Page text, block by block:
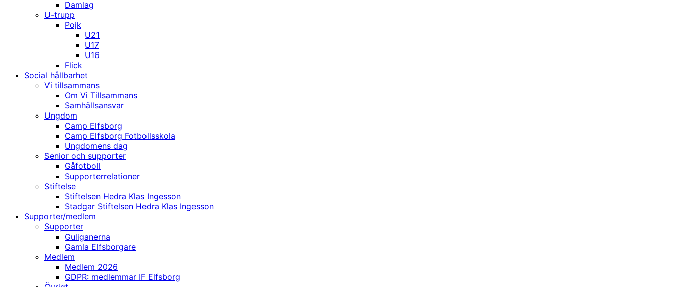
Damlag
U-trupp
Pojk
U21
U17
U16
Flick
Social hållbarhet
Vi tillsammans
Om Vi Tillsammans
Samhällsansvar
Ungdom
Camp Elfsborg
Camp Elfsborg Fotbollsskola
Ungdomens dag
Senior och supporter
Gåfotboll
Supporterrelationer
Stiftelse
Stiftelsen Hedra Klas Ingesson
Stadgar Stiftelsen Hedra Klas Ingesson
Supporter/medlem
Supporter
Guliganerna
Gamla Elfsborgare
Medlem
Medlem 2026
GDPR: medlemmar IF Elfsborg